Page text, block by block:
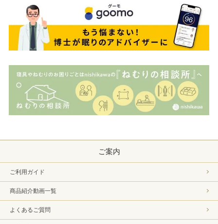
ご案内
ご利用ガイド
商品紹介動画一覧
よくあるご質問